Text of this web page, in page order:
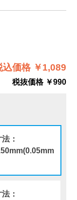
込価格 ￥1,089
税抜価格 ￥990
：
：